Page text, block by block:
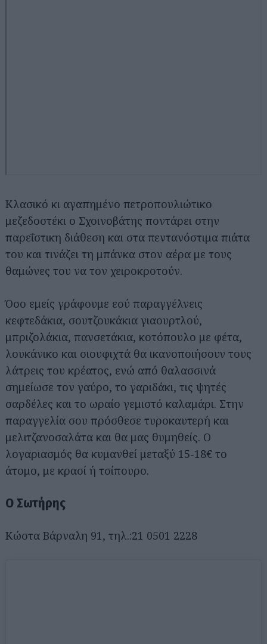
Κλασικό κι αγαπημένο πετροπουλιώτικο
μεζεδοστέκι ο Σχοινοβάτης ποντάρει στην
παρεΐστικη διάθεση και στα πεντανόστιμα πιάτα
του και τινάζει τη μπάνκα στον αέρα με τους
θαμώνες του να τον χειροκροτούν.
Όσο εμείς γράφουμε εσύ παραγγέλνεις
κεφτεδάκια, σουτζουκάκια γιαουρτλού,
μπριζολάκια, πανσετάκια, κοτόπουλο με φέτα,
λουκάνικο και σιουφιχτά θα ικανοποιήσουν τους
λάτρεις του κρέατος, ενώ από θαλασσινά
σημείωσε τον γαύρο, το γαριδάκι, τις ψητές
σαρδέλες και το ωραίο γεμιστό καλαμάρι. Στην
παραγγελία σου πρόσθεσε τυροκαυτερή και
μελιτζανοσαλάτα και θα μας θυμηθείς. Ο
λογαριασμός θα κυμανθεί μεταξύ 15-18€ το
άτομο, με κρασί ή τσίπουρο.
Ο Σωτήρης
Κώστα Βάρναλη 91, τηλ.:21 0501 2228